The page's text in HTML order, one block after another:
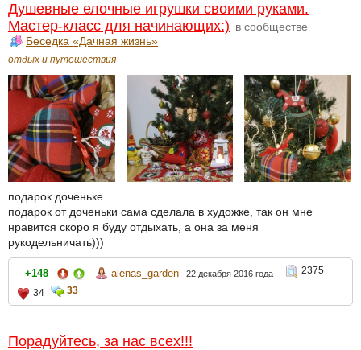
Душевные елочные игрушки своими руками.
Мастер-класс для начинающих:) в сообществе
Беседка «Дачная жизнь»
отдых и путешествия
подарок доченьке
подарок от доченьки сама сделала в художке, так он мне
нравится скоро я буду отдыхать, а она за меня
рукодельничать)))
+148 alenas_garden 22 декабря 2016 года
2375
34
33
Порадуйтесь, за нас всех!!!